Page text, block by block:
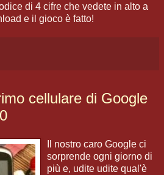
di 4 cifre che vedete in alto a
e il gioco è fatto!
cellulare di Google
Il nostro caro Google ci
sorprende ogni giorno di
più e, udite udite qual'è